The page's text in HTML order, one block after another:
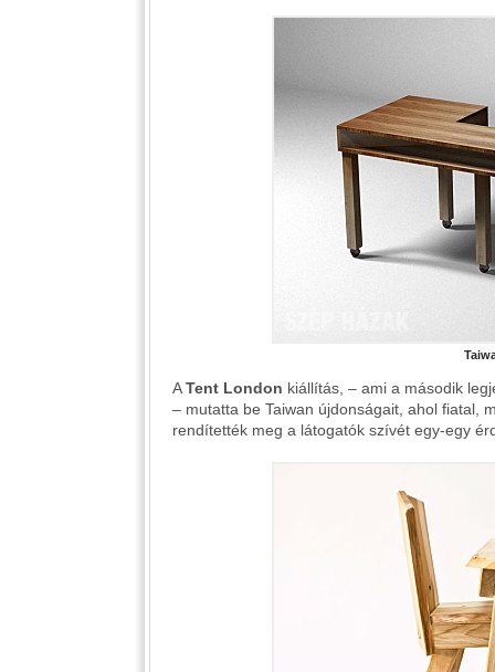
ATent London kiállítás, – ami a második
– mutatta be Taiwan újdonságait, ahol fiatal,
rendítették meg a látogatók szívét egy-egy